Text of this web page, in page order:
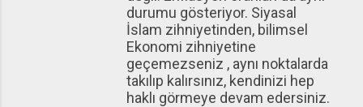
durumu gösteriyor. Siyasal
İslam zihniyetinden, bilimsel
Ekonomi zihniyetine
geçemezseniz , aynı noktalarda
takılıp kalırsınız, kendinizi hep
haklı görmeye devam edersiniz.